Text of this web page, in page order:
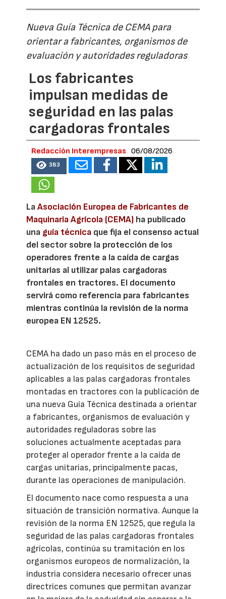
Nueva Guía Técnica de CEMA para
orientar a fabricantes, organismos de
evaluación y autoridades reguladoras
Los fabricantes
impulsan medidas de
seguridad en las palas
cargadoras frontales
Redacción Interempresas 06/08/2026
383
LaAsociación Europea de Fabricantes de
Maquinaria Agrícola (CEMA) ha publicado
una guía técnica que fija el consenso actual
del sector sobre la protección de los
operadores frente a la caída de cargas
unitarias al utilizar palas cargadoras
frontales en tractores. El documento
servirá como referencia para fabricantes
mientras continúa la revisión de la norma
europea EN 12525.
CEMA ha dado un paso más en el proceso de
actualización de los requisitos de seguridad
aplicables a las palas cargadoras frontales
montadas en tractores con la publicación de
una nueva Guía Técnica destinada a orientar
a fabricantes, organismos de evaluación y
autoridades reguladoras sobre las
soluciones actualmente aceptadas para
proteger al operador frente a la caída de
cargas unitarias, principalmente pacas,
durante las operaciones de manipulación.
El documento nace como respuesta a una
situación de transición normativa. Aunque la
revisión de la norma EN 12525, que regula la
seguridad de las palas cargadoras frontales
agrícolas, continúa su tramitación en los
organismos europeos de normalización, la
industria considera necesario ofrecer unas
directrices comunes que permitan avanzar